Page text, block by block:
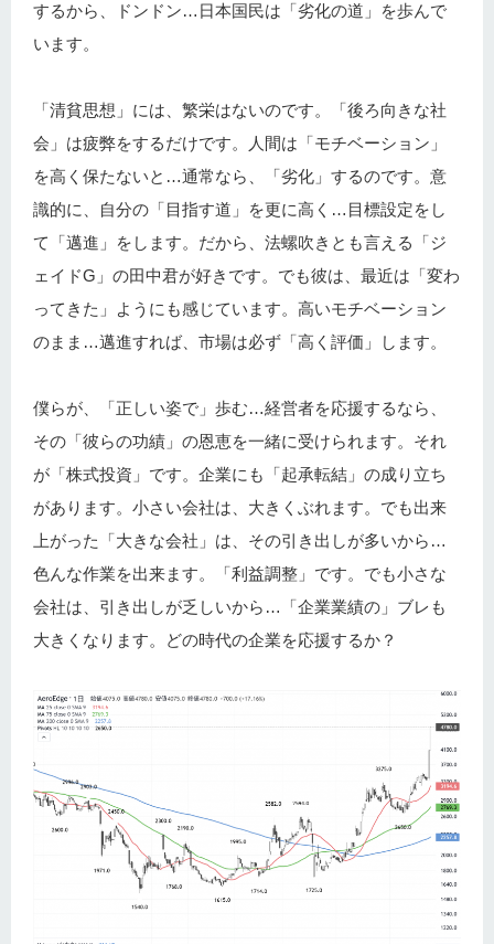
するから、ドンドン…日本国民は「劣化の道」を歩んで
います。
「清貧思想」には、繁栄はないのです。「後ろ向きな社
会」は疲弊をするだけです。人間は「モチベーション」
を高く保たないと…通常なら、「劣化」するのです。意
識的に、自分の「目指す道」を更に高く…目標設定をし
て「邁進」をします。だから、法螺吹きとも言える「ジ
ェイドG」の田中君が好きです。でも彼は、最近は「変わ
ってきた」ようにも感じています。高いモチベーション
のまま…邁進すれば、市場は必ず「高く評価」します。
僕らが、「正しい姿で」歩む…経営者を応援するなら、
その「彼らの功績」の恩恵を一緒に受けられます。それ
が「株式投資」です。企業にも「起承転結」の成り立ち
があります。小さい会社は、大きくぶれます。でも出来
上がった「大きな会社」は、その引き出しが多いから…
色んな作業を出来ます。「利益調整」です。でも小さな
会社は、引き出しが乏しいから…「企業業績の」ブレも
大きくなります。どの時代の企業を応援するか？